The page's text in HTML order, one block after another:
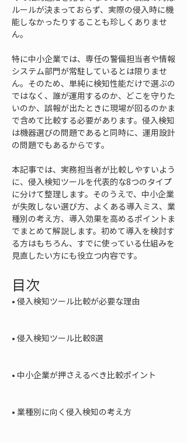
ルールが決まっておらず、実際の侵入時に機
能しなかったりすることも珍しくありませ
ん。
特に中小企業では、専任の警備担当者や情報
システム部門が常駐しているとは限りませ
ん。そのため、単純に検知性能だけで選ぶの
ではなく、誰が運用するのか、どこを守りた
いのか、誤報が出たときに現場が回るのかま
で含めて比較する必要があります。侵入検知
は機器選びの問題であると同時に、運用設計
の問題でもあるからです。
本記事では、実務担当者が比較しやすいよう
に、侵入検知ツールを代表的な8つのタイプ
に分けて整理します。そのうえで、中小企業
が失敗しない選び方、よくある導入ミス、業
種別の考え方、導入効果を高めるポイントま
でまとめて解説します。初めて導入を検討す
る方はもちろん、すでに使っている仕組みを
見直したい方にも役立つ内容です。
目次
• 侵入検知ツール比較が必要な理由
• 侵入検知ツール比較8選
• 中小企業が押さえるべき比較ポイント
• 業種別に向く侵入検知の考え方